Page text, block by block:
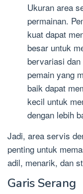
Ukuran area
permainan.
kuat dapat
besar untuk
bervariasi
pemain yang
baik dapat
kecil untuk
dengan lebih
Jadi, area servis
penting untuk
adil, menarik, dan
Garis Serang